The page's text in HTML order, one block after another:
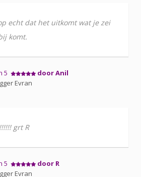
echt dat het uitkomt wat je zei
komt.
5
door Anil
Evran
grt R
5
door R
Evran